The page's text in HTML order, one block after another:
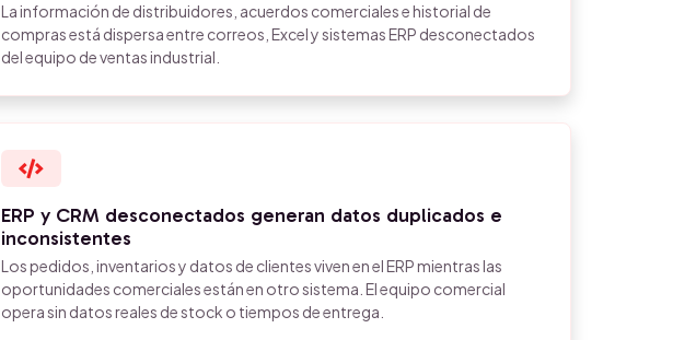
La información de distribuidores, acuerdos comerciales e historial de
compras está dispersa entre correos, Excel y sistemas ERP desconectados
del equipo de ventas industrial.
ERP y CRM desconectados generan datos duplicados e
inconsistentes
Los pedidos, inventarios y datos de clientes viven en el ERP mientras las
oportunidades comerciales están en otro sistema. El equipo comercial
opera sin datos reales de stock o tiempos de entrega.